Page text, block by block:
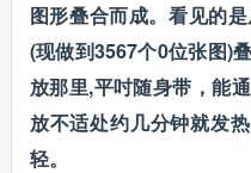
图形叠合而成。看见的
(现做到3567个0位张图)
放那里,平吋随身带，能
放不适处约几分钟就发
轻。